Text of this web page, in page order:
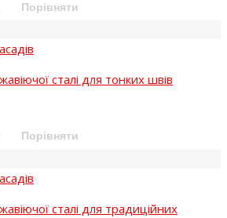
Порівняти
сталі для тонких швів
Порівняти
сталі для традиційних